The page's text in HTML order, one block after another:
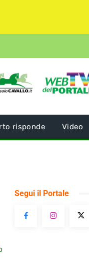
risponde Video
Segui il Portale